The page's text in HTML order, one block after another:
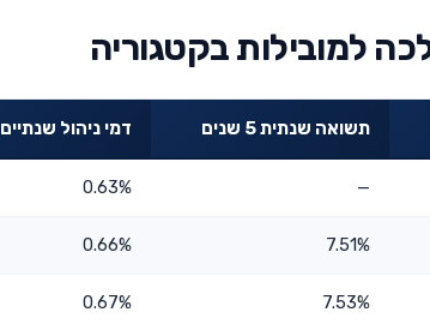
למובילות בקטגוריה
תשואה שנתית 5 שנים דמי ניהול שנתיים
—
0.63%
7.51%
0.66%
7.53%
0.67%